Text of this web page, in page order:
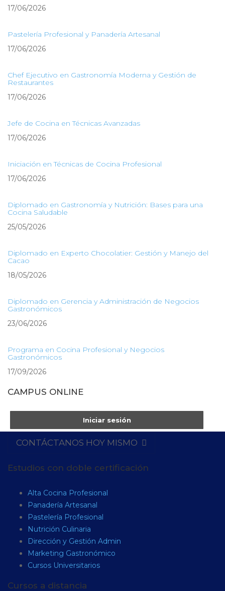
17/06/2026
Pastelería Profesional y Panadería Artesanal
17/06/2026
Chef Ejecutivo en Gastronomía Moderna y Gestión de
Restaurantes
17/06/2026
Jefe de Cocina en Técnicas Avanzadas
17/06/2026
Iniciación en Técnicas de Cocina Profesional
17/06/2026
Diplomado en Gastronomía y Nutrición: Bases para una
Cocina Saludable
25/05/2026
Diplomado en Experto Chocolatier: Gestión y Manejo del
Cacao
18/05/2026
Diplomado en Gerencia y Administración de Negocios
Gastronómicos
23/06/2026
Programa en Cocina Profesional y Negocios
Gastronómicos
17/09/2026
CAMPUS ONLINE
Iniciar sesión
CONTÁCTANOS HOY MISMO
Estudios con doble certificación
Alta Cocina Profesional
Panadería Artesanal
Pastelería Profesional
Nutrición Culinaria
Dirección y Gestión Admin
Marketing Gastronómico
Cursos Universitarios
Cursos a distancia